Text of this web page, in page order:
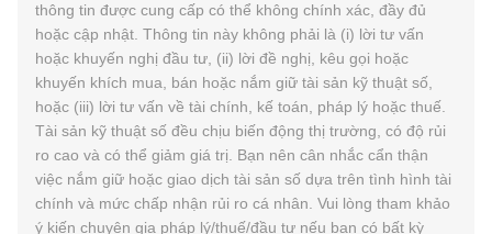
thông tin được cung cấp có thể không chính xác, đầy đủ
hoặc cập nhật. Thông tin này không phải là (i) lời tư vấn
hoặc khuyến nghị đầu tư, (ii) lời đề nghị, kêu gọi hoặc
khuyến khích mua, bán hoặc nắm giữ tài sản kỹ thuật số,
hoặc (iii) lời tư vấn về tài chính, kế toán, pháp lý hoặc thuế.
Tài sản kỹ thuật số đều chịu biến động thị trường, có độ rủi
ro cao và có thể giảm giá trị. Bạn nên cân nhắc cẩn thận
việc nắm giữ hoặc giao dịch tài sản số dựa trên tình hình tài
chính và mức chấp nhận rủi ro cá nhân. Vui lòng tham khảo
ý kiến chuyên gia pháp lý/thuế/đầu tư nếu bạn có bất kỳ